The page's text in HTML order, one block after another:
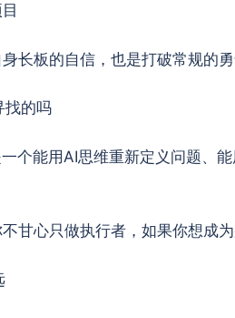
长板的自信，也是打破常规的
找的吗
个能用AI思维重新定义问题、
甘心只做执行者，如果你想成